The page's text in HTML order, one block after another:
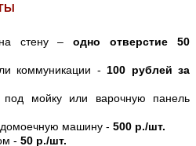
на стену –одно отверстие 50
коммуникации - 100 рублей за
мойку или варочную панель
машину - 500 р./шт.
- 50 р./шт.